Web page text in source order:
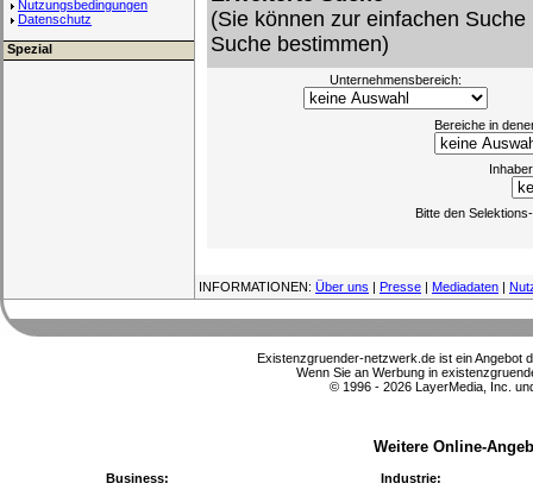
Nutzungsbedingungen
Datenschutz
Spezial
(Sie können zur einfachen
Suche bestimmen)
Unternehmensbereich:
Bereiche in
Bitte den
INFORMATIONEN: Über uns | Presse | Mediadaten |
Existenzgruender-netzwerk.de ist ein Angebot
Wenn Sie an Werbung in
© 1996 - 2026 LayerMedia, Inc.
Weitere Online-
Business:
Industrie: